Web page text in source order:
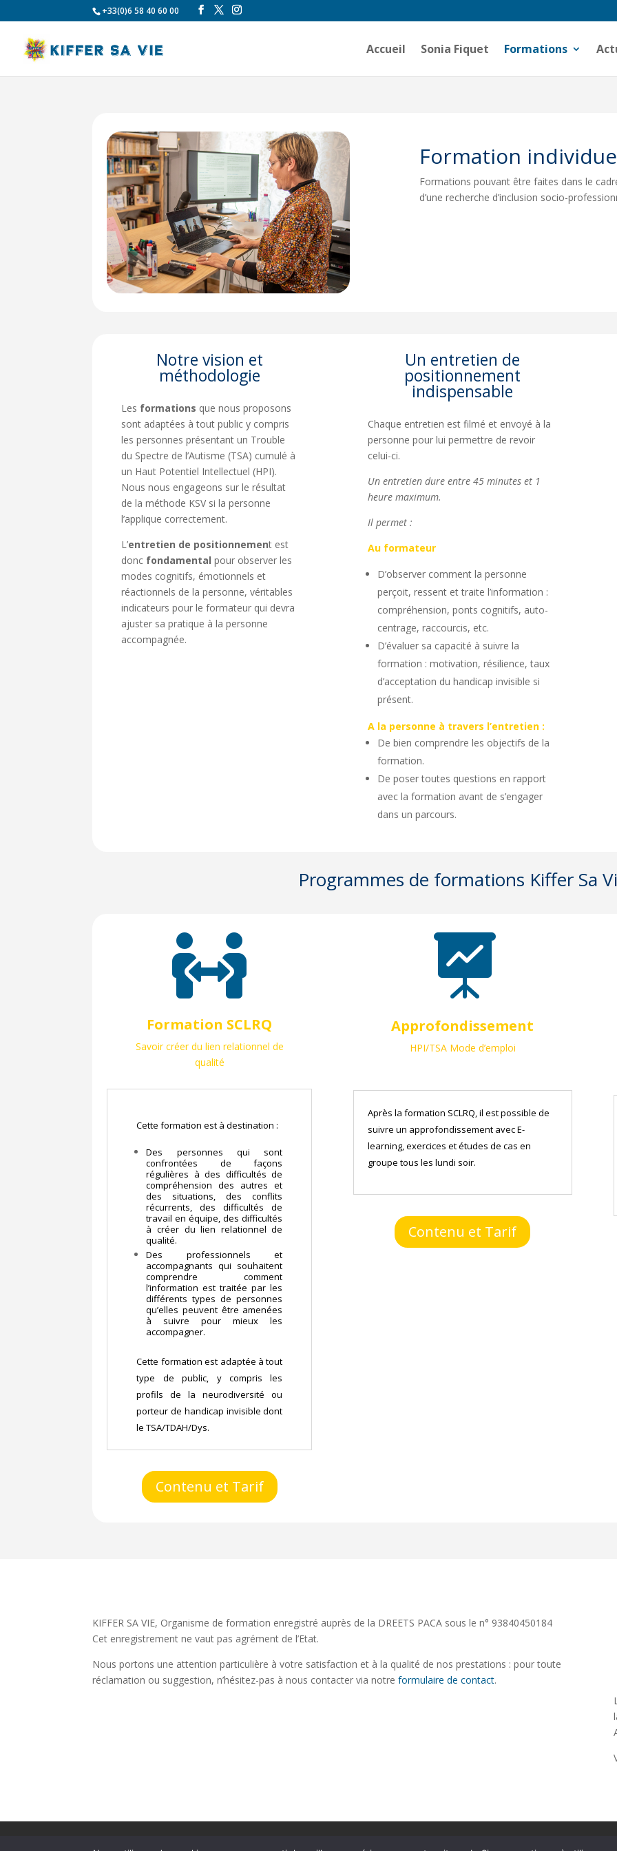
+33(0)6 58 40 60 00
Accueil Sonia Fiquet Formations
Formation
Formations pouvant être faites dans le
d’une recherche d’inclusion socio-
Notre vision et
méthodologie
Les formations que nous proposons
sont adaptées à tout public y compris
les personnes présentant un Trouble
du Spectre de l’Autisme (TSA) cumulé à
un Haut Potentiel Intellectuel (HPI).
Nous nous engageons sur le résultat
de la méthode KSV si la personne
l’applique correctement.
L’entretien de positionnement est
donc fondamental pour observer les
modes cognitifs, émotionnels et
réactionnels de la personne, véritables
indicateurs pour le formateur qui devra
ajuster sa pratique à la personne
accompagnée.
Un entretien de
positionnement
indispensable
Chaque entretien est filmé et envoyé à la
personne pour lui permettre de revoir
celui-ci.
Un entretien dure entre 45 minutes et 1
heure maximum.
Il permet :
Au formateur
D’observer comment la personne
perçoit, ressent et traite l’information :
compréhension, ponts cognitifs, auto-
centrage, raccourcis, etc.
D’évaluer sa capacité à suivre la
formation : motivation, résilience, taux
d’acceptation du handicap invisible si
présent.
A la personne à travers l’entretien :
De bien comprendre les objectifs de la
formation.
De poser toutes questions en rapport
avec la formation avant de s’engager
dans un parcours.
Programmes de formations Kiffer Sa

Formation SCLRQ
Savoir créer du lien relationnel de
qualité
Cette formation est à destination :
Des personnes qui sont
confrontées de façons
régulières à des difficultés de
compréhension des autres et
des situations, des conflits
récurrents, des difficultés de
travail en équipe, des difficultés
à créer du lien relationnel de
qualité.
Des professionnels et
accompagnants qui souhaitent
comprendre comment
l’information est traitée par les
différents types de personnes
qu’elles peuvent être amenées
à suivre pour mieux les
accompagner.
Cette formation est adaptée à tout
type de public, y compris les
profils de la neurodiversité ou
porteur de handicap invisible dont
le TSA/TDAH/Dys.
Contenu et Tarif

Approfondissement
HPI/TSA Mode d’emploi
Après la formation SCLRQ, il est possible de
suivre un approfondissement avec E-
learning, exercices et études de cas en
groupe tous les lundi soir.
Contenu et Tarif
KIFFER SA VIE, Organisme de formation enregistré auprès de la DREETS PACA sous le n° 93840450184
Cet enregistrement ne vaut pas agrément de l’Etat.
Nous portons une attention particulière à votre satisfaction et à la qualité de nos prestations : pour toute
réclamation ou suggestion, n’hésitez-pas à nous contacter via notreformulaire de contact.